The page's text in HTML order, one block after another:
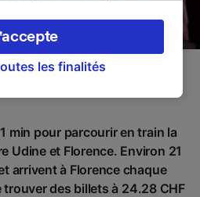
Florence
min pour parcourir en train la
Udine et Florence. Environ 21
arrivent à Florence chaque
des billets à 24.28 CHF
en exerçant votre
légitime, en
à tout moment sur la
pas utilisées à des fins
avez demandé de ne
les finalités